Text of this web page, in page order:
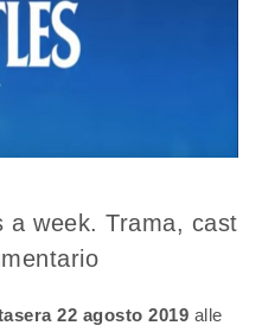
a week. Trama, cast
22 agosto 2019 alle